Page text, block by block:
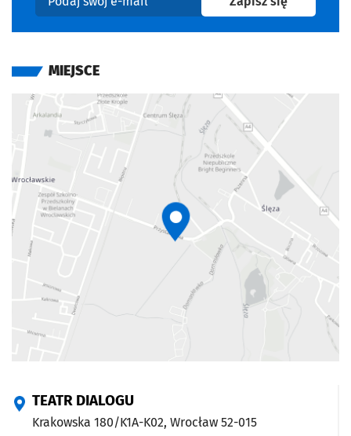
Podaj swój e-mail
MIEJSCE
TEATR DIALOGU
Krakowska 180/K1A-K02, Wrocław 52-015